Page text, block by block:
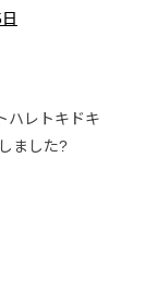
ハレトキドキ
ました?